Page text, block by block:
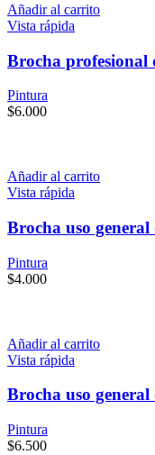
Añadir al carrito
Vista rápida
Brocha profesional
Pintura
$6.000
Añadir al carrito
Vista rápida
Brocha uso
Pintura
$4.000
Añadir al carrito
Vista rápida
Brocha uso
Pintura
$6.500